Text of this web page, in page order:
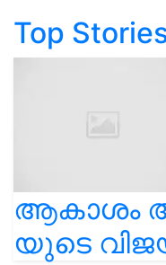
Top
ആകാശം
യുടെ